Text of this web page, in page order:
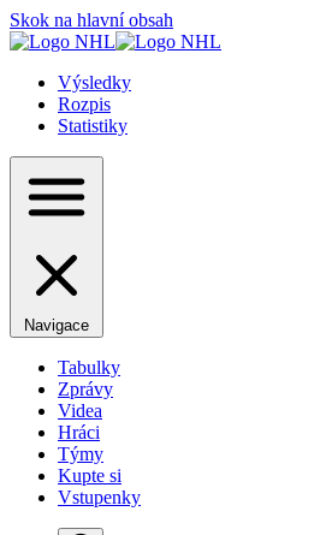
Skok na hlavní obsah
Výsledky
Rozpis
Statistiky
Navigace
Tabulky
Zprávy
Videa
Hráci
Týmy
Kupte si
Vstupenky